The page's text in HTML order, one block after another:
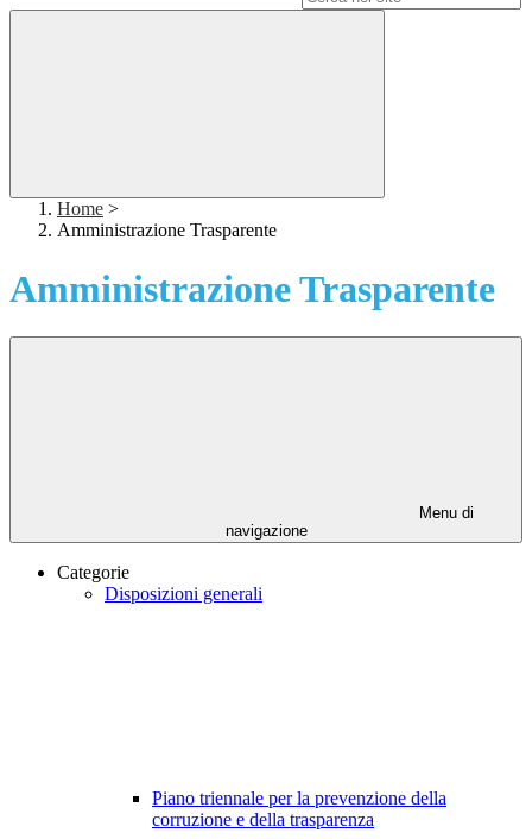
Home >
Amministrazione Trasparente
Amministrazione Trasparente
Menu di
navigazione
Categorie
Disposizioni generali
Piano triennale per la prevenzione della
corruzione e della trasparenza